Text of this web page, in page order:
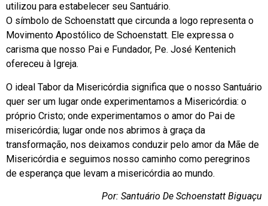
utilizou para estabelecer seu Santuário.
O símbolo de Schoenstatt que circunda a logo representa o
Movimento Apostólico de Schoenstatt. Ele expressa o
carisma que nosso Pai e Fundador, Pe. José Kentenich
ofereceu à Igreja.
O ideal Tabor da Misericórdia significa que o nosso Santuário
quer ser um lugar onde experimentamos a Misericórdia: o
próprio Cristo; onde experimentamos o amor do Pai de
misericórdia; lugar onde nos abrimos à graça da
transformação, nos deixamos conduzir pelo amor da Mãe de
Misericórdia e seguimos nosso caminho como peregrinos
de esperança que levam a misericórdia ao mundo.
Por: Santuário De Schoenstatt Biguaçu